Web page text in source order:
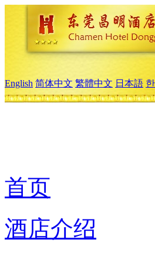
English 简体中文 繁體中文 日本語
首页
酒店介绍